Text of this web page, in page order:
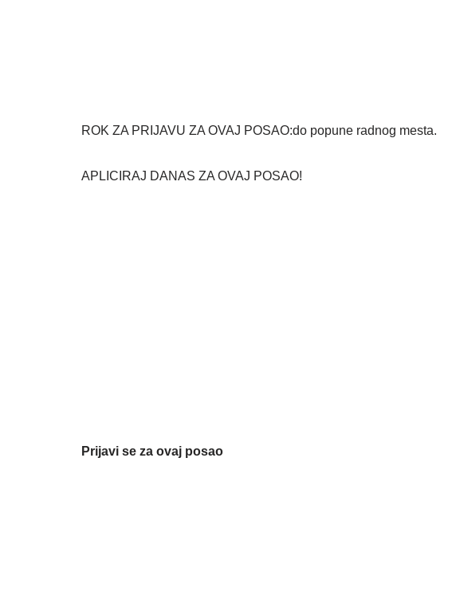
ROK ZA PRIJAVU ZA OVAJ POSAO:do popune radnog mesta.
APLICIRAJ DANAS ZA OVAJ POSAO!
Prijavi se za ovaj posao